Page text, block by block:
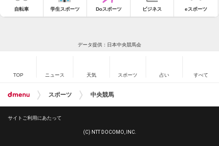
自転車 学生スポーツ Doスポーツ ビジネス eスポーツ
データ提供：日本中央競馬会
TOP ニュース 天気 スポーツ 占い すべて
スポーツ 中央競馬
サイトご利用にあたって
(C) NTT DOCOMO, INC.